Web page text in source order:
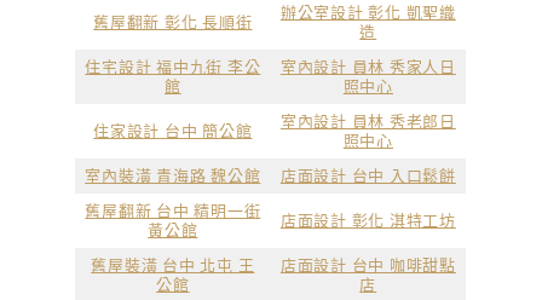
舊屋翻新 彰化 長順街
辦公室設計 彰化 凱聖織
造
住宅設計 福中九街 李公
館
室內設計 員林 秀家人日
照中心
住家設計 台中 簡公館
室內設計 員林 秀老郎日
照中心
室內裝潢 青海路 魏公館
店面設計 台中 入口鬆餅
舊屋翻新 台中 精明一街
黃公館
店面設計 彰化 淇特工坊
舊屋裝潢 台中 北屯 王
公館
店面設計 台中 咖啡甜點
店